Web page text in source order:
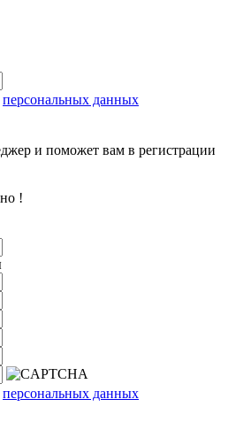
персональных данных
и поможет вам в регистрации
!
персональных данных